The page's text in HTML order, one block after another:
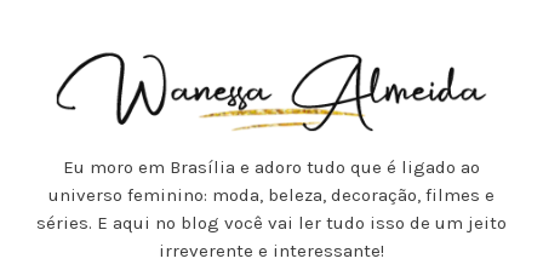
Eu moro em Brasília e adoro tudo que é ligado ao
universo feminino: moda, beleza, decoração, filmes e
séries. E aqui no blog você vai ler tudo isso de um jeito
irreverente e interessante!